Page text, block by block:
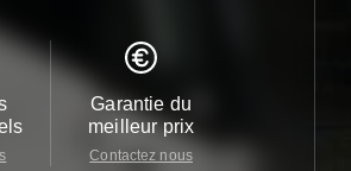
Garantie du
meilleur prix
Contactez nous